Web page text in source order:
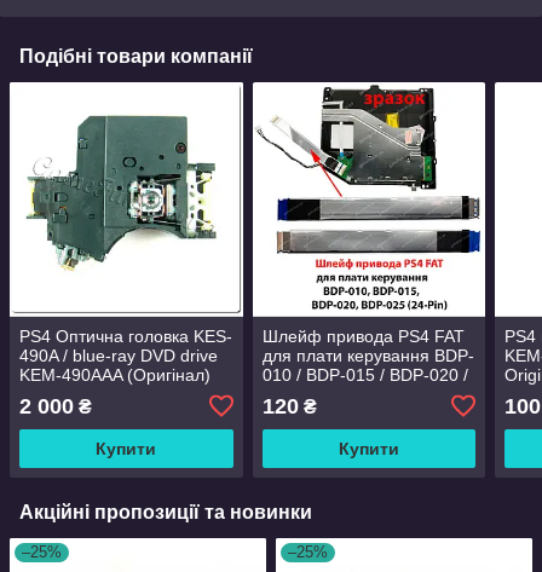
Подібні товари компанії
PS4 Оптична головка KES-
490A / blue-ray DVD drive
KEM-490AAA (Оригінал)
2 000 ₴
Купити
Шлейф привода PS4 FAT
для плати керування BDP-
010 / BDP-015 / BDP-020 /
120₴
Купити
100
Акційні пропозиції та новинки
–25% –25%